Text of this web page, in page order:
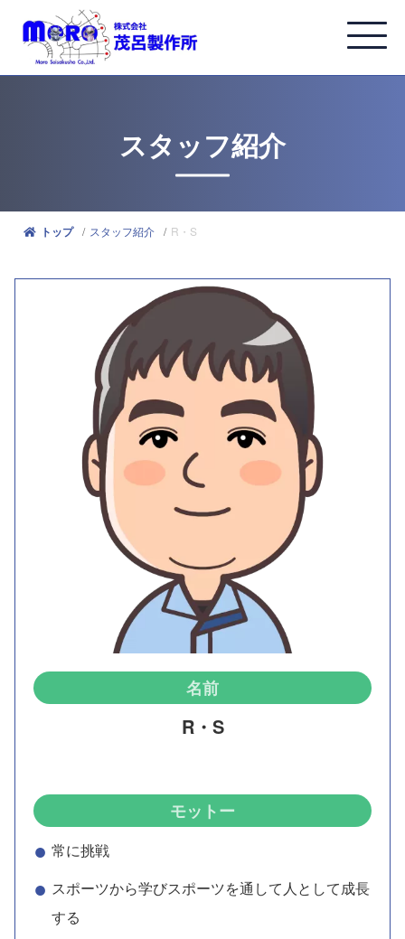
スタッフ紹介
トップ スタッフ紹介 R・S
モットー
常に挑戦
スポーツから学びスポーツを通して人として成長
する
名前
R・S